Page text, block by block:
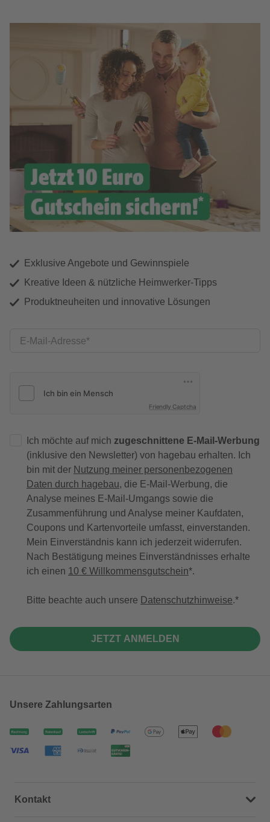
Exklusive Angebote und Gewinnspiele
Kreative Ideen & nützliche Heimwerker-Tipps
Produktneuheiten und innovative Lösungen
E-Mail-Adresse
Friendly Captcha
Ich möchte auf mich zugeschnittene E-Mail-Werbung
(inklusive den Newsletter) von hagebau erhalten. Ich
bin mit der Nutzung meiner personenbezogenen
Daten durch hagebau, die E-Mail-Werbung, die
Analyse meines E-Mail-Umgangs sowie die
Zusammenführung und Analyse meiner Kaufdaten,
Coupons und Kartenvorteile umfasst, einverstanden.
Mein Einverständnis kann ich jederzeit widerrufen.
Nach Bestätigung meines Einverständnisses erhalte
ich einen 10 € Willkommensgutschein*.
Bitte beachte auch unsere Datenschutzhinweise.
JETZT ANMELDEN
Unsere Zahlungsarten
Kontakt